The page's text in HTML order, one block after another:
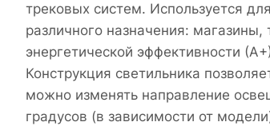
трековых систем. Используется
различного назначения:
энергетической эффективности
Конструкция светильника
можно изменять направление
градусов (в зависимости от